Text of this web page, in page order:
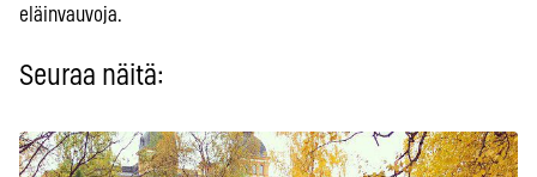
eläinvauvoja.
Seuraa näitä: